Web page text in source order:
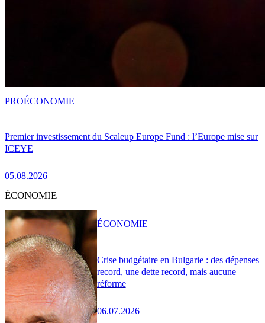
Premier investissement du Scaleup Europe Fund : l’Europe mise sur
ICEYE
05.08.2026
PROÉCONOMIE
ÉCONOMIE
Crise budgétaire en Bulgarie : des dépenses
record, une dette record, mais aucune
réforme
06.07.2026
ÉCONOMIE